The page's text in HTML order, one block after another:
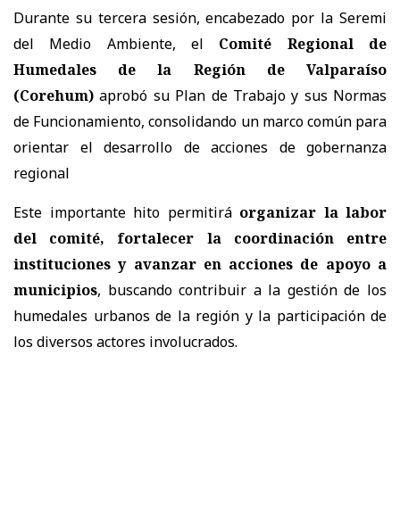
Durante su tercera sesión, encabezado por la Seremi
del Medio Ambiente, el
Comité Regional de
Humedales de la Región de Valparaíso
(Corehum) aprobó su Plan de Trabajo y sus Normas
de Funcionamiento, consolidando un marco común para
orientar el desarrollo de acciones de gobernanza
regional
Este importante hito permitirá organizar la labor
del comité, fortalecer la coordinación entre
instituciones y avanzar en acciones de apoyo a
municipios, buscando contribuir a la gestión de los
humedales urbanos de la región y la participación de
los diversos actores involucrados.